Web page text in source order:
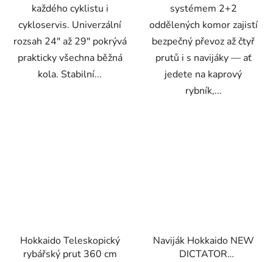
každého cyklistu i
cykloservis. Univerzální
rozsah 24" až 29" pokrývá
prakticky všechna běžná
kola. Stabilní...
systémem 2+2
oddělených komor zajistí
bezpečný převoz až čtyř
prutů i s navijáky — ať
jedete na kaprový
rybník,...
Hokkaido Teleskopický
rybářský prut 360 cm
Naviják Hokkaido NEW
DICTATOR